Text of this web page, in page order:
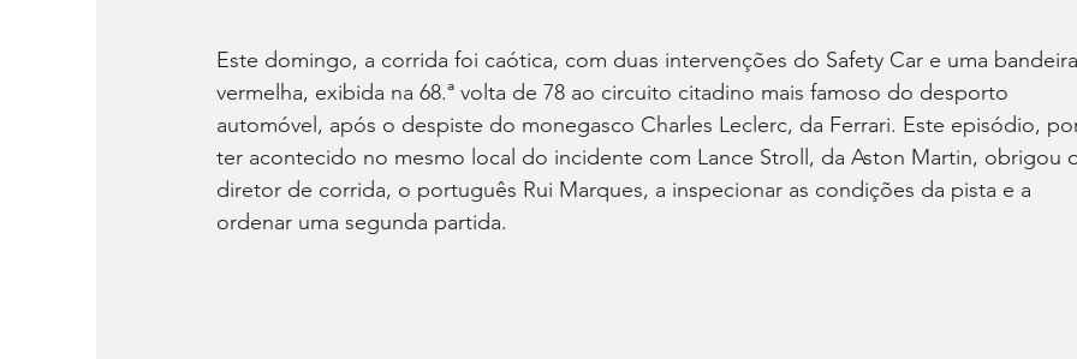
Este domingo, a corrida foi caótica, com duas intervenções do Safety Car e uma
vermelha, exibida na 68.ª volta de 78 ao circuito citadino mais famoso do desporto
automóvel, após o despiste do monegasco Charles Leclerc, da Ferrari. Este episódio,
ter acontecido no mesmo local do incidente com Lance Stroll, da Aston Martin, obrigou
diretor de corrida, o português Rui Marques, a inspecionar as condições da pista e a
ordenar uma segunda partida.